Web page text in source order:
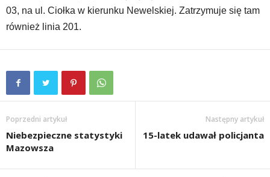
03, na ul. Ciołka w kierunku Newelskiej. Zatrzymuje się tam
również linia 201.
Poprzedni artykuł
Niebezpieczne statystyki
Mazowsza
Następny artykuł
15-latek udawał policjanta